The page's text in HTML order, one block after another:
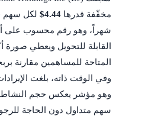
مخفّفة قدرها $4.44لكل سهم
شهراً، وهو رقم محسوب على
القابلة للتحويل ويعطي صورة
المتاحة للمساهمين مقارنة
وفي الوقت ذاته، بلغت
وهو مؤشر يعكس حجم النشاط
سهم متداول دون الحاجة